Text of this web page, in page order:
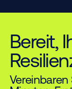
Bereit,